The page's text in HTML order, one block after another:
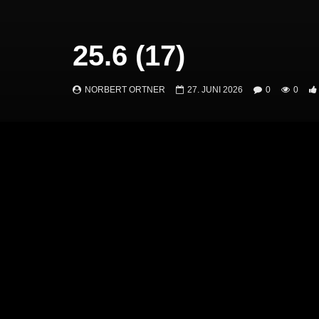
25.6 (17)
NORBERT ORTNER 27. JUNI 2026 0 0